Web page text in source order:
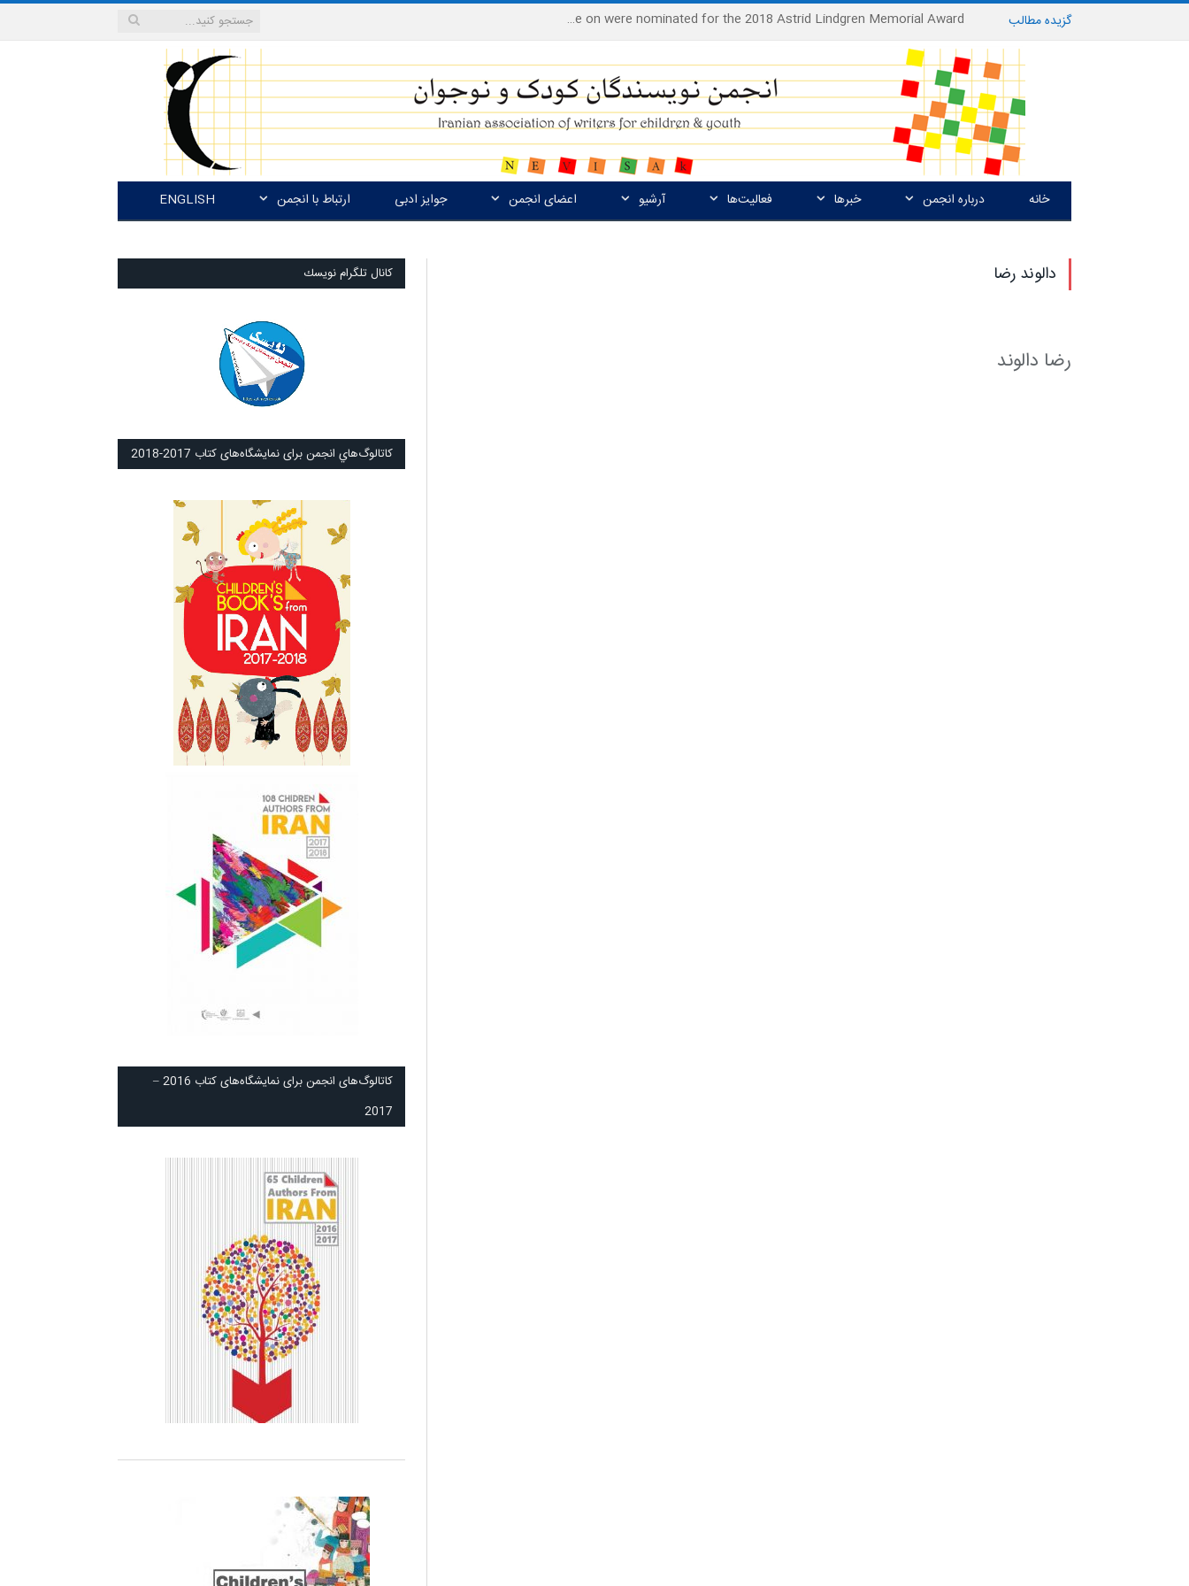
گزیدهمطالب Houshang Moradi Kermani and Research Institute of Children’s Literature on were nominated for the 2018 Astrid Lindgren Memorial Award
خانه درباره انجمن خبرها فعالیت‌ها آرشیو اعضای انجمن جوایز ادبی ارتباط با انجمن ENGLISH
دالوند رضا
رضا دالوند
كانال تلگرام نويسك
كاتالوگ‌هاي انجمن برای نمايشگاه‌های كتاب 2017-2018
كاتالوگ‌های انجمن برای نمايشگاه‌های كتاب 2016 –
2017